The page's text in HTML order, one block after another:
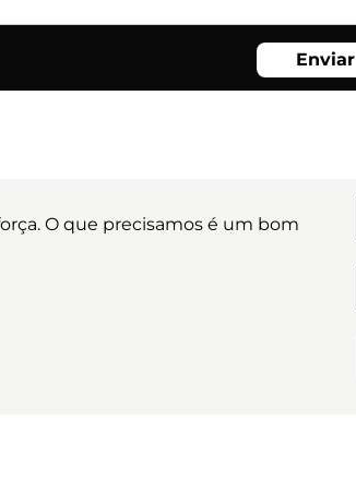
Enviar
O que precisamos é um bom